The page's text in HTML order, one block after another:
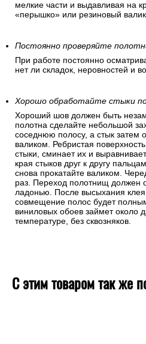
мелкие части и выдавливая на
«перышко» или резиновый
Постоянно проверяйте
При работе постоянно
нет ли складок, неровностей и
Хорошо обработайте стыки
Хороший шов должен быть
полотна сделайте небольшой
соседнюю полосу, а стык затем
валиком. Ребристая
стыки, сминает их и
края стыков друг к другу
снова прокатайте валиком.
раз. Переход полотнищ должен
ладонью. После высыхания клея
совмещение полос будет
виниловых обоев займет около
температуре, без сквозняков.
С этим товаром так же